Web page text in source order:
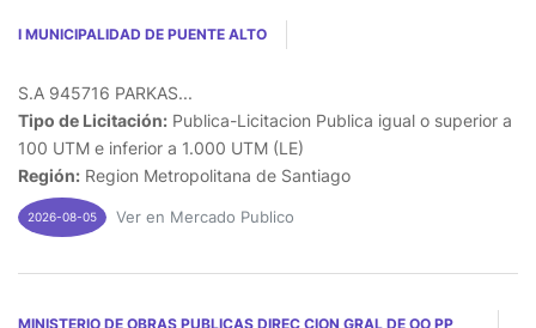
I MUNICIPALIDAD DE PUENTE ALTO
S.A 945716 PARKAS...
Tipo de Licitación: Publica-Licitacion Publica igual o superior a
100 UTM e inferior a 1.000 UTM (LE)
Región: Region Metropolitana de Santiago
2026-08-05 Ver en Mercado Publico
MINISTERIO DE OBRAS PUBLICAS DIREC CION GRAL DE OO PP